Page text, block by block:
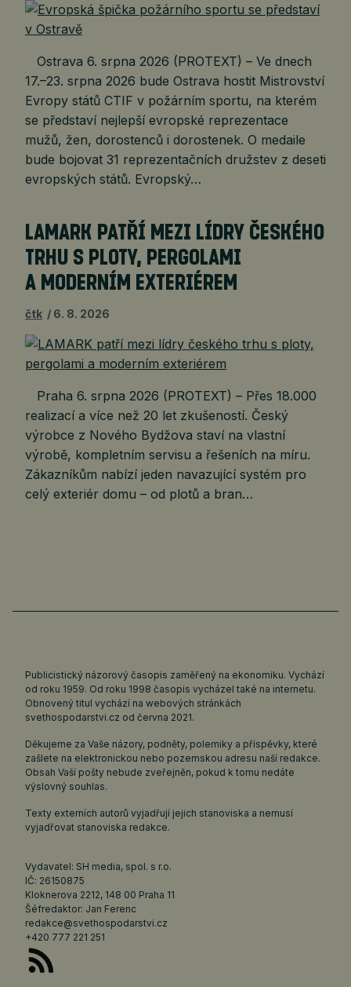
Ostrava 6. srpna 2026 (PROTEXT) – Ve dnech
17.–23. srpna 2026 bude Ostrava hostit Mistrovství
Evropy států CTIF v požárním sportu, na kterém
se představí nejlepší evropské reprezentace
mužů, žen, dorostenců i dorostenek. O medaile
bude bojovat 31 reprezentačních družstev z deseti
evropských států. Evropský…
LAMARK PATŘÍ MEZI LÍDRY ČESKÉHO
TRHU S PLOTY, PERGOLAMI
A MODERNÍM EXTERIÉREM
čtk 6. 8. 2026
Praha 6. srpna 2026 (PROTEXT) – Přes 18.000
realizací a více než 20 let zkušeností. Český
výrobce z Nového Bydžova staví na vlastní
výrobě, kompletním servisu a řešeních na míru.
Zákazníkům nabízí jeden navazující systém pro
celý exteriér domu – od plotů a bran…
Publicistický názorový časopis zaměřený na ekonomiku. Vychází
od roku 1959. Od roku 1998 časopis vycházel také na internetu.
Obnovený titul vychází na webových stránkách
svethospodarstvi.cz od června 2021.
Děkujeme za Vaše názory, podněty, polemiky a příspěvky, které
zašlete na elektronickou nebo pozemskou adresu naší redakce.
Obsah Vaší pošty nebude zveřejněn, pokud k tomu nedáte
výslovný souhlas.
Texty externích autorů vyjadřují jejich stanoviska a nemusí
vyjadřovat stanoviska redakce.
Vydavatel: SH media, spol. s r.o.
IČ: 26150875
Kloknerova 2212, 148 00 Praha 11
Šéfredaktor: Jan Ferenc
redakce@svethospodarstvi.cz
+420 777 221 251